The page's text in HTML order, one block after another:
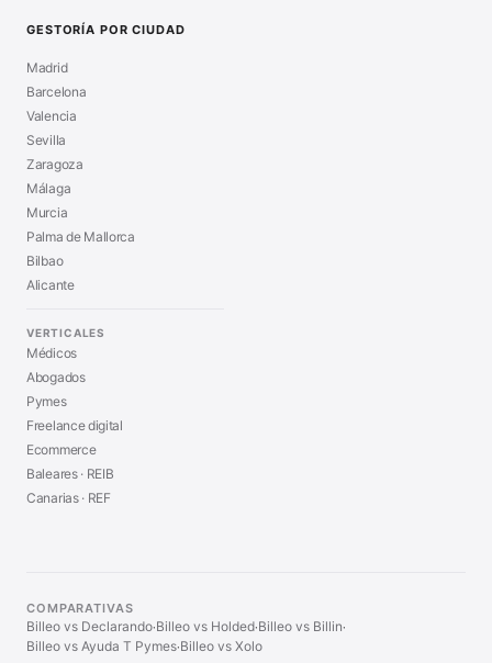
GESTORÍA POR CIUDAD
Madrid
Barcelona
Valencia
Sevilla
Zaragoza
Málaga
Murcia
Palma de Mallorca
Bilbao
Alicante
VERTICALES
Médicos
Abogados
Pymes
Freelance digital
Ecommerce
Baleares · REIB
Canarias · REF
COMPARATIVAS
Billeo vs Declarando·Billeo vs Holded·Billeo vs Billin·
Billeo vs Ayuda T Pymes·Billeo vs Xolo